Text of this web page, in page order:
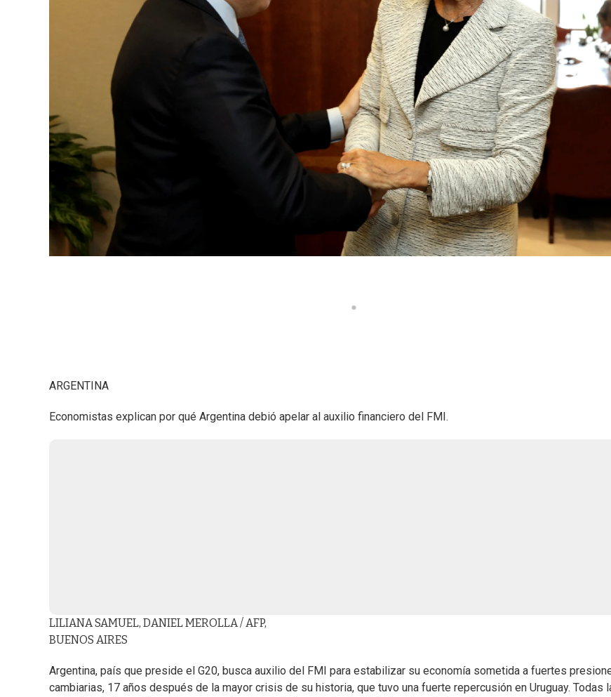
ARGENTINA
Economistas explican por qué Argentina debió apelar al auxilio financiero del FMI.
LILIANA SAMUEL, DANIEL MEROLLA / AFP,
BUENOS AIRES
Argentina, país que preside el G20, busca auxilio del FMI para estabilizar su economía sometida a fuertes
cambiarias, 17 años después de la mayor crisis de su historia, que tuvo una fuerte repercusión en Uruguay. Todas